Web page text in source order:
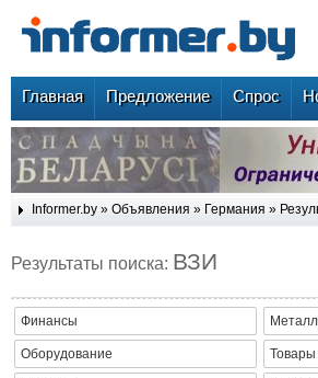
Главная Предложение Спрос
Informer.by » Объявления » Германия »
Результаты поиска: ВЗИ
Финансы
Оборудование Товары